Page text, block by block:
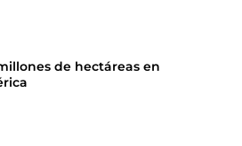
de hectáreas en